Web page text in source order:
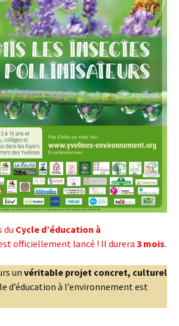
du Cycle d’éducation à
officiellement lancé ! Il durera 3 mois.
un véritable projet concret, culturel
d’éducation à l’environnement est